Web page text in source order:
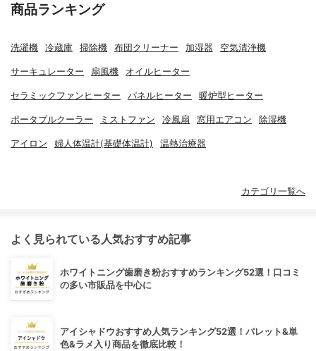
商品ランキング
洗濯機 冷蔵庫 掃除機 布団クリーナー 加湿器 空気清浄機
サーキュレーター 扇風機 オイルヒーター
セラミックファンヒーター パネルヒーター 暖炉型ヒーター
ポータブルクーラー ミストファン 冷風扇 窓用エアコン 除湿機
アイロン 婦人体温計(基礎体温計) 温熱治療器
カテゴリ一覧へ
よく見られている人気おすすめ記事
ホワイトニング歯磨き粉おすすめランキング52選！口コミ
の多い市販品を中心に
アイシャドウおすすめ人気ランキング52選！パレット&単
色&ラメ入り商品を徹底比較！